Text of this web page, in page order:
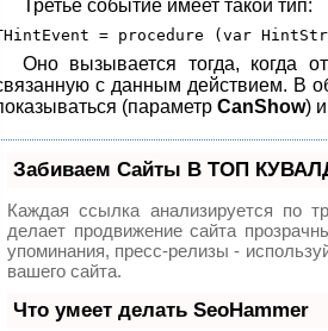
Третье событие имеет такой тип:
Оно вызывается тогда, когда
с данным действием. В
(параметр CanShow)
Забиваем Сайты В ТОП
Каждая ссылка анализируется по
делает продвижение сайта
упоминания, пресс-релизы -
вашего сайта.
Что умеет делать SeoHammer